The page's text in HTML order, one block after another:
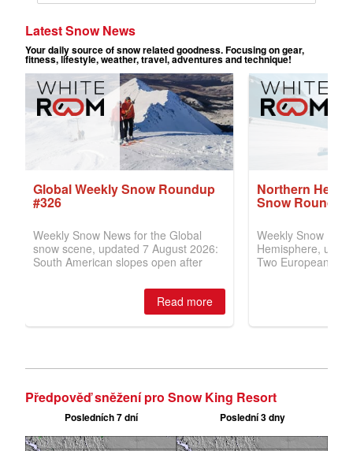
Předpověď sněžení pro Snow King Resort
Posledních 7 dní Poslední 3 dny